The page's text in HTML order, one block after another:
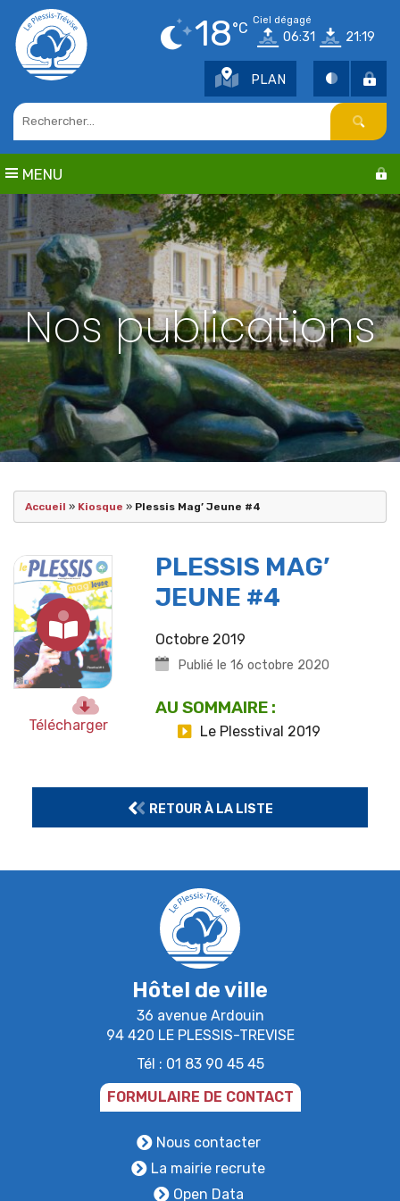
Points d'intérêt
Parcs et jardins
Services publics
Culture
Cimetière / Eglise
Petite enfance
Centres de loisirs
Education
18°C Ciel dégagé
06:31 21:19
PLAN
MENU
Nos publications
Accueil » Kiosque » Plessis Mag’ Jeune #4
Télécharger
PLESSIS MAG’
JEUNE #4
Octobre 2019
Publié le 16 octobre 2020
AU SOMMAIRE :
Le Plesstival 2019
RETOUR À LA LISTE
Hôtel de ville
36 avenue Ardouin
94 420 LE PLESSIS-TREVISE
Tél : 01 83 90 45 45
FORMULAIRE DE CONTACT
Nous contacter
La mairie recrute
Open Data